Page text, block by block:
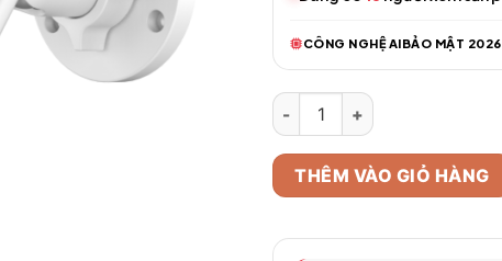
CÔNG NGHỆ AIBẢO MẬT 2026
Camera WiFi Thông Minh
THÊM VÀO GIỎ HÀNG